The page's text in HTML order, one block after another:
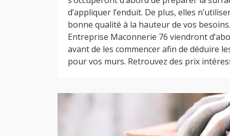
d’appliquer l’enduit. De plus, elles
bonne qualité à la hauteur de vos
Entreprise Maconnerie 76 viendront
avant de les commencer afin de déduire
pour vos murs. Retrouvez des prix